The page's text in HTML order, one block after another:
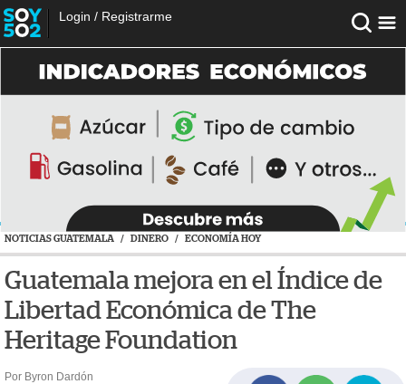
Login / Registrarme
NOTICIAS GUATEMALA / DINERO / ECONOMÍA HOY
Guatemala mejora en el Índice de
Libertad Económica de The
Heritage Foundation
Por Byron Dardón